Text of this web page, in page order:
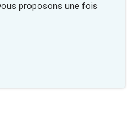
proposons une fois